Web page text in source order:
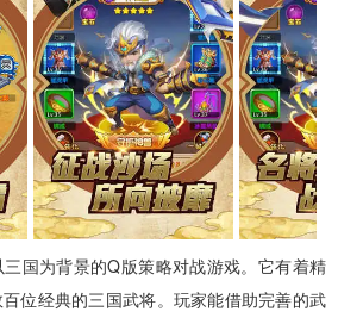
三国为背景的Q版策略对战游戏。它有着精
位经典的三国武将。玩家能借助完善的武